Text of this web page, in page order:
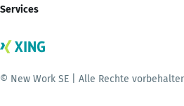
Services
© New Work SE | Alle Rechte